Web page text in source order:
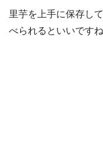
里芋を上手に保存し
べられるといいですね